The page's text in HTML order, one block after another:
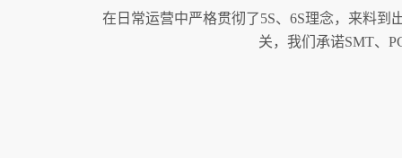
在日常运营中严格贯彻了5S、6S理念，来料到
关，我们承诺SMT、